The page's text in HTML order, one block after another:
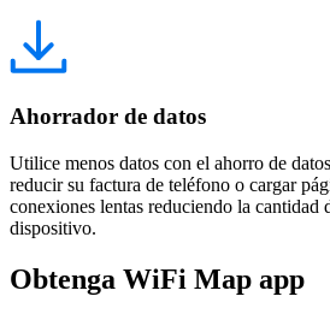
Ahorrador de datos
Utilice menos datos con el ahorro de
reducir su factura de teléfono o cargar
conexiones lentas reduciendo la cantidad
dispositivo.
Obtenga WiFi Map app